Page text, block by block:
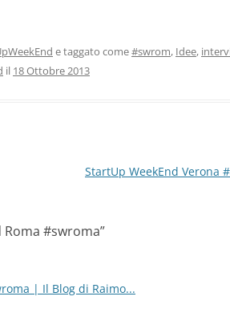
e taggato come#swrom, Idee,
il 18 Ottobre 2013
StartUp WeekEnd Verona
#swroma”
| Il Blog di Raimo...